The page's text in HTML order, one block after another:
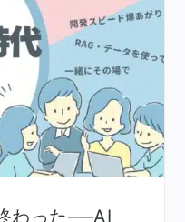
わった──AI